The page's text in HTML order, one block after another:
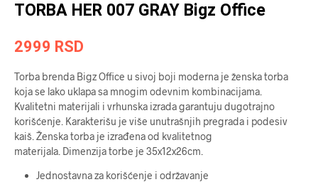
TORBA HER 007 GRAY Bigz Office
2999 RSD
Torba brenda Bigz Office u sivoj boji moderna je ženska torba
koja se lako uklapa sa mnogim odevnim kombinacijama.
Kvalitetni materijali i vrhunska izrada garantuju dugotrajno
korišćenje. Karakterišu je više unutrašnjih pregrada i podesiv
kaiš. Ženska torba je izrađena od kvalitetnog
materijala. Dimenzija torbe je 35x12x26cm.
Jednostavna za korišćenje i održavanje